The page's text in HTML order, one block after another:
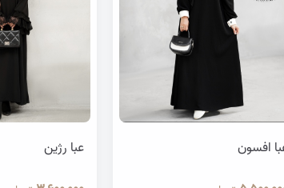
افسون
عبا رژین